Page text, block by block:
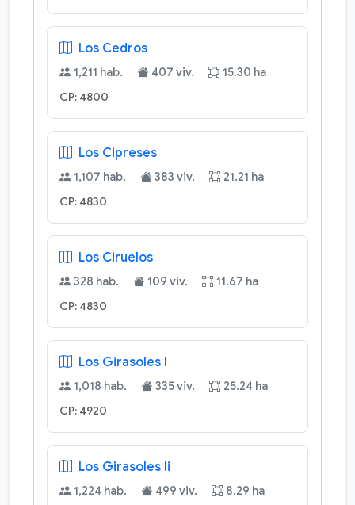
Los Cedros
1,211 hab. 407 viv. 15.30 ha
CP: 4800
Los Cipreses
1,107 hab. 383 viv. 21.21 ha
CP: 4830
Los Ciruelos
328 hab. 109 viv. 11.67 ha
CP: 4830
Los Girasoles I
1,018 hab. 335 viv. 25.24 ha
CP: 4920
Los Girasoles Ii
1,224 hab. 499 viv. 8.29 ha